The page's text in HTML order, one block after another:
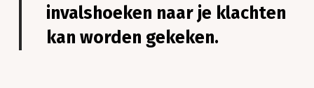
invalshoeken naar je klachten
kan worden gekeken.